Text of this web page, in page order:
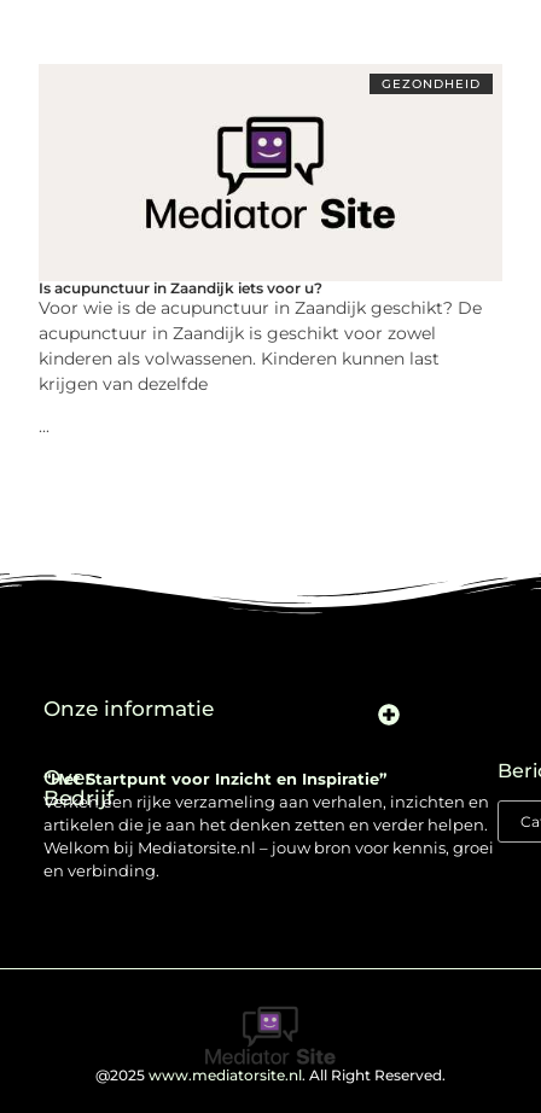
GEZONDHEID
Is acupunctuur in Zaandijk iets voor u?
Voor wie is de acupunctuur in Zaandijk geschikt? De
acupunctuur in Zaandijk is geschikt voor zowel
kinderen als volwassenen. Kinderen kunnen last
krijgen van dezelfde
...
Over
Bedrijf
“Het Startpunt voor Inzicht en Inspiratie”
Verken een rijke verzameling aan verhalen, inzichten en
artikelen die je aan het denken zetten en verder helpen.
Welkom bij Mediatorsite.nl – jouw bron voor kennis, groei
en verbinding.
Onze informatie
@2025 www.mediatorsite.nl. All Right Reserved.